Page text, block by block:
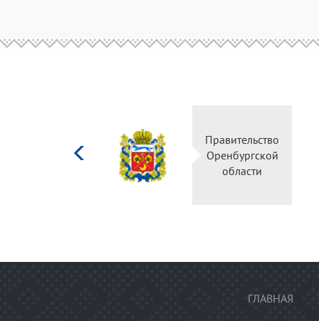
Правительство
Оренбургской
области
ГЛАВНАЯ